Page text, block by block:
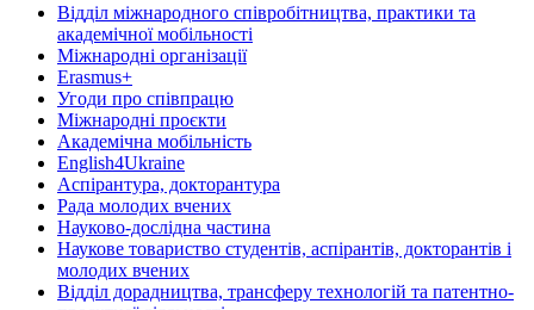
Відділ міжнародного співробітництва, практики та
академічної мобільності
Міжнародні організації
Erasmus+
Угоди про співпрацю
Міжнародні проєкти
Академічна мобільність
English4Ukraine
Аспірантура, докторантура
Рада молодих вчених
Науково-дослідна частина
Наукове товариство студентів, аспірантів, докторантів і
молодих вчених
Відділ дорадництва, трансферу технологій та патентно-